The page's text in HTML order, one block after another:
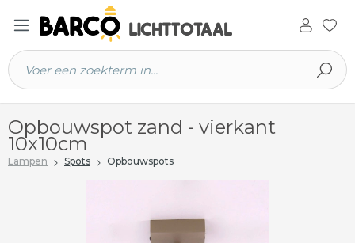
hoofdinhoud
Opbouwspot zand - vierkant
10x10cm
Lampen Spots Opbouwspots